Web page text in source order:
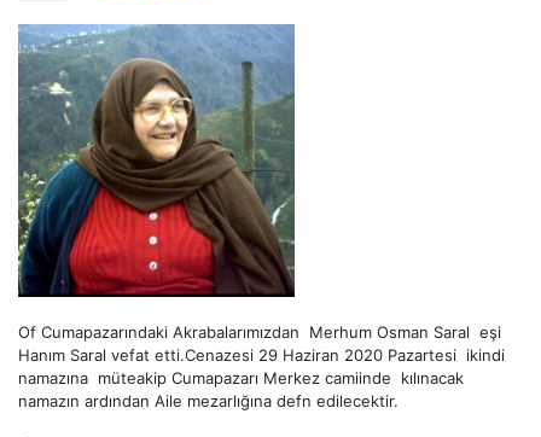
Of Cumapazarındaki Akrabalarımızdan Merhum Osman Saral eşi
Hanım Saral vefat etti.Cenazesi 29 Haziran 2020 Pazartesi ikindi
namazına müteakip Cumapazarı Merkez camiinde kılınacak
namazın ardından Aile mezarlığına defn edilecektir.